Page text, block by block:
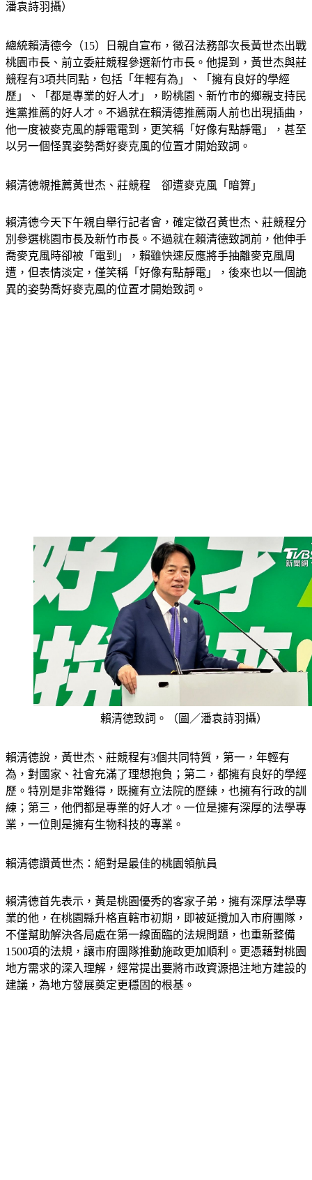
潘袁詩羽攝）
總統賴清德今（15）日親自宣布，徵召法務部次長黃世杰出戰
桃園市長、前立委莊競程參選新竹市長。他提到，黃世杰與莊
競程有3項共同點，包括「年輕有為」、「擁有良好的學經
歷」、「都是專業的好人才」，盼桃園、新竹市的鄉親支持民
進黨推薦的好人才。不過就在賴清德推薦兩人前也出現插曲，
他一度被麥克風的靜電電到，更笑稱「好像有點靜電」，甚至
以另一個怪異姿勢喬好麥克風的位置才開始致詞。
賴清德親推薦黃世杰、莊競程　卻遭麥克風「暗算」
賴清德今天下午親自舉行記者會，確定徵召黃世杰、莊競程分
別參選桃園市長及新竹市長。不過就在賴清德致詞前，他伸手
喬麥克風時卻被「電到」，賴雖快速反應將手抽離麥克風周
遭，但表情淡定，僅笑稱「好像有點靜電」，後來也以一個詭
異的姿勢喬好麥克風的位置才開始致詞。
賴清德致詞。（圖／潘袁詩羽攝）
賴清德說，黃世杰、莊競程有3個共同特質，第一，年輕有
為，對國家、社會充滿了理想抱負；第二，都擁有良好的學經
歷。特別是非常難得，既擁有立法院的歷練，也擁有行政的訓
練；第三，他們都是專業的好人才。一位是擁有深厚的法學專
業，一位則是擁有生物科技的專業。
賴清德讚黃世杰：絕對是最佳的桃園領航員
賴清德首先表示，黃是桃園優秀的客家子弟，擁有深厚法學專
業的他，在桃園縣升格直轄市初期，即被延攬加入市府團隊，
不僅幫助解決各局處在第一線面臨的法規問題，也重新整備
1500項的法規，讓市府團隊推動施政更加順利。更憑藉對桃園
地方需求的深入理解，經常提出要將市政資源挹注地方建設的
建議，為地方發展奠定更穩固的根基。